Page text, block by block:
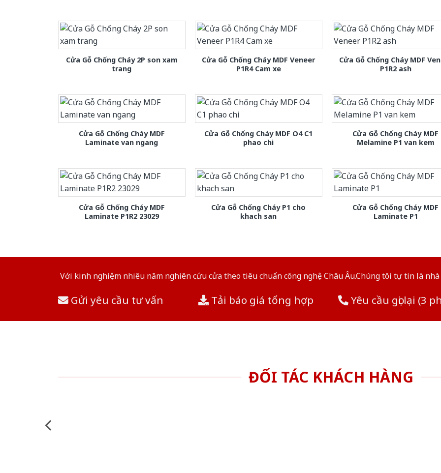
Cửa Gỗ Chống Cháy 2P son xam
trang
Cửa Gỗ Chống Cháy MDF Veneer
P1R4 Cam xe
Cửa Gỗ Chống Cháy MDF
P1R2 ash
Cửa Gỗ Chống Cháy MDF
Laminate van ngang
Cửa Gỗ Chống Cháy MDF O4 C1
phao chi
Cửa Gỗ Chống Cháy MDF
Melamine P1 van kem
Cửa Gỗ Chống Cháy MDF
Laminate P1R2 23029
Cửa Gỗ Chống Cháy P1 cho
khach san
Cửa Gỗ Chống Cháy MDF
Laminate P1
Với kinh nghiệm nhiêu năm nghiên cứu cửa theo tiêu chuẩn công nghệ Châu Âu.Chúng tôi tự tin là
Gửi yêu cầu tư vấn Tải báo giá tổng hợp Yêu cầu gọi lại (3
ĐỐI TÁC KHÁCH HÀNG